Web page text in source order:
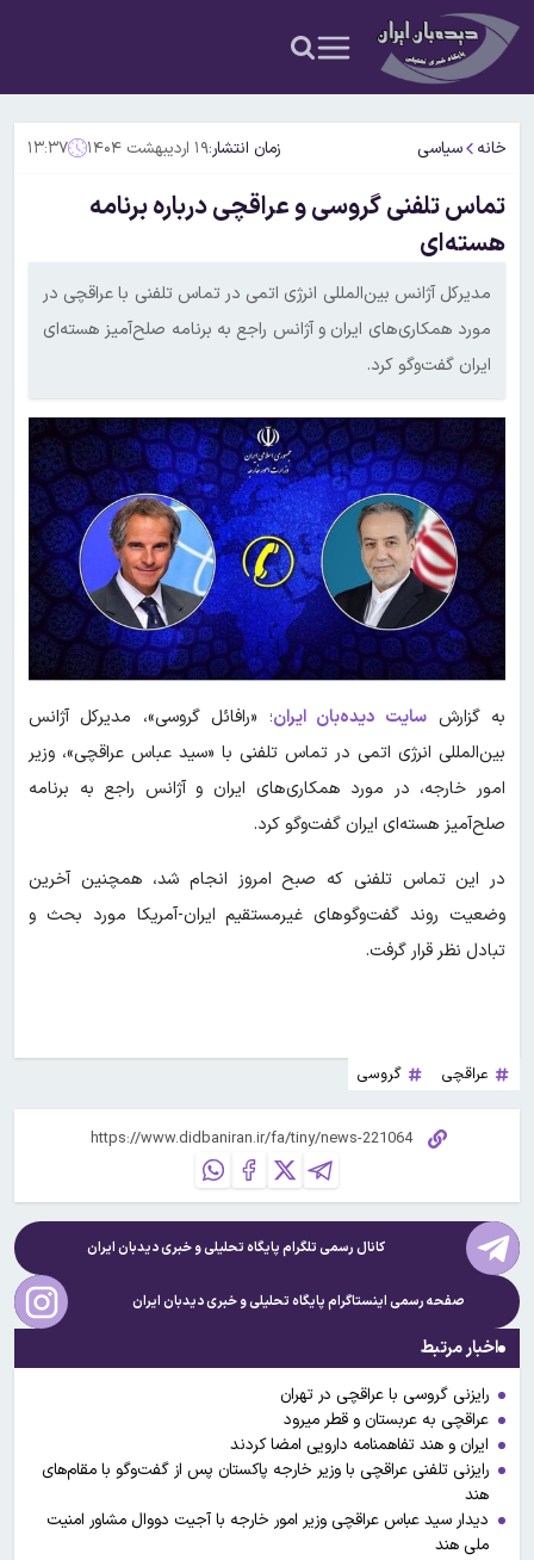
خانه سیاسی زمان انتشار:۱۹ اردیبهشت ۱۴۰۴ ۱۳:۳۷
تماس تلفنی گروسی و عراقچی درباره برنامه
هسته‌ای
مدیرکل آژانس بین‌المللی انرژی اتمی در تماس تلفنی با عراقچی در
مورد همکاری‌های ایران و آژانس راجع به برنامه صلح‌آمیز هسته‌ای
ایران گفت‌وگو کرد.
به گزارش سایت دیده‌بان ایران؛ «رافائل گروسی»، مدیرکل آژانس
بین‌المللی انرژی اتمی در تماس تلفنی با «سید عباس عراقچی»، وزیر
امور خارجه، در مورد همکاری‌های ایران و آژانس راجع به برنامه
صلح‌آمیز هسته‌ای ایران گفت‌وگو کرد.
در این تماس تلفنی که صبح امروز انجام شد، همچنین آخرین
وضعیت روند گفت‌وگوهای غیرمستقیم ایران-آمریکا مورد بحث و
تبادل نظر قرار گرفت.
عراقچی گروسی
کانال رسمی تلگرام پایگاه تحلیلی و خبریدیدبان ایران
صفحه رسمی اینستاگرام پایگاه تحلیلی و خبریدیدبان ایران
اخبار مرتبط
رایزنی گروسی با عراقچی در تهران
عراقچی به عربستان و قطر میرود
ایران و هند تفاهمنامه دارویی امضا کردند
رایزنی تلفنی عراقچی با وزیر خارجه پاکستان پس از گفت‌وگو با مقام‌های
هند
دیدار سید عباس عراقچی وزیر امور خارجه با آجیت دووال مشاور امنیت
ملی هند